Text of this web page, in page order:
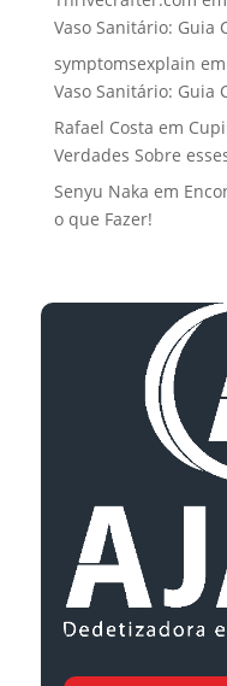
Vaso Sanitário: Guia
symptomsexplain em
Vaso Sanitário: Guia
Rafael Costa em
Verdades Sobre
Senyu Naka em
o que Fazer!